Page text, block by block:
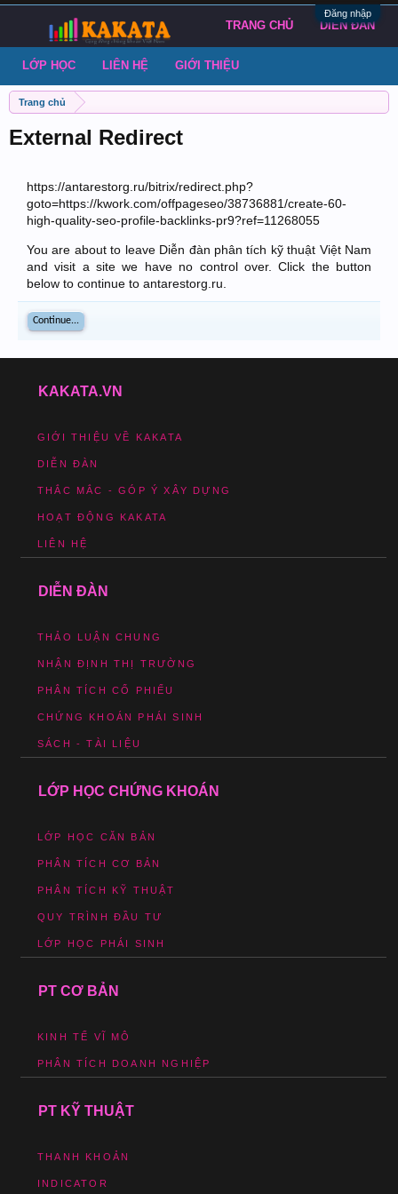
Đăng nhập
Trang chủ
External Redirect
https://antarestorg.ru/bitrix/redirect.php?
goto=https://kwork.com/offpageseo/38736881/create-60-
high-quality-seo-profile-backlinks-pr9?ref=11268055
You are about to leave Diễn đàn phân tích kỹ thuật Việt Nam
and visit a site we have no control over. Click the button
below to continue to antarestorg.ru.
Continue...
TRANG CHỦ DIỄN ĐÀN
LỚP HỌC LIÊN HỆ GIỚI THIỆU
KAKATA.VN
GIỚI THIỆU VỀ KAKATA
DIỄN ĐÀN
THẮC MẮC - GÓP Ý XÂY DỰNG
HOẠT ĐỘNG KAKATA
LIÊN HỆ
DIỄN ĐÀN
THẢO LUẬN CHUNG
NHẬN ĐỊNH THỊ TRƯỜNG
PHÂN TÍCH CỔ PHIẾU
CHỨNG KHOÁN PHÁI SINH
SÁCH - TÀI LIỆU
LỚP HỌC CHỨNG KHOÁN
LỚP HỌC CĂN BẢN
PHÂN TÍCH CƠ BẢN
PHÂN TÍCH KỸ THUẬT
QUY TRÌNH ĐẦU TƯ
LỚP HỌC PHÁI SINH
PT CƠ BẢN
KINH TẾ VĨ MÔ
PHÂN TÍCH DOANH NGHIỆP
PT KỸ THUẬT
THANH KHOẢN
INDICATOR